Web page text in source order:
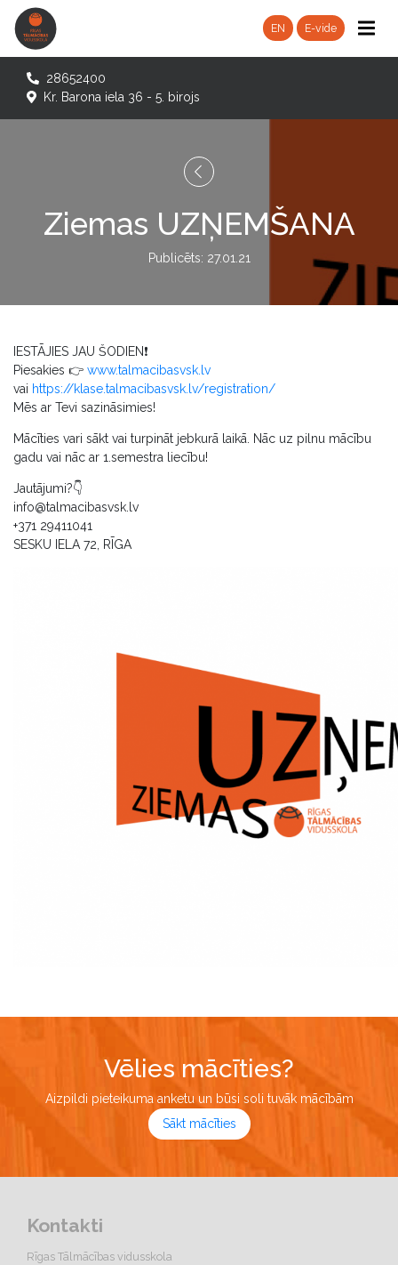
EN E-vide
28652400
Kr. Barona iela 36 - 5. birojs
Ziemas UZŅEMŠANA
Publicēts: 27.01.21
IESTĀJIES JAU ŠODIEN❗️
Piesakies 👉 www.talmacibasvsk.lv
vai https://klase.talmacibasvsk.lv/registration/
Mēs ar Tevi sazināsimies!
Mācīties vari sākt vai turpināt jebkurā laikā. Nāc uz pilnu mācību
gadu vai nāc ar 1.semestra liecību!
Jautājumi?👇
info@talmacibasvsk.lv
+371 29411041
SESKU IELA 72, RĪGA
Vēlies mācīties?
Aizpildi pieteikuma anketu un būsi soli tuvāk mācībām
Sākt mācīties
Kontakti
Rīgas Tālmācības vidusskola